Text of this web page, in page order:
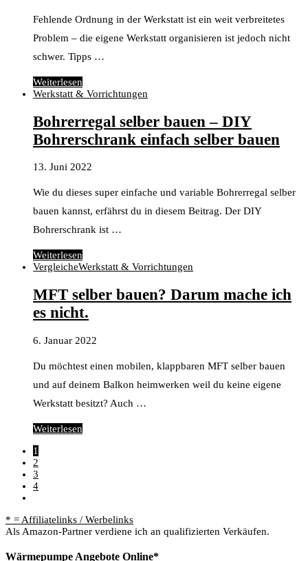
Fehlende Ordnung in der Werkstatt ist ein weit verbreitetes
Problem – die eigene Werkstatt organisieren ist jedoch nicht
schwer. Tipps …
Weiterlesen
Werkstatt & Vorrichtungen
Bohrerregal selber bauen – DIY
Bohrerschrank einfach selber bauen
13. Juni 2022
Wie du dieses super einfache und variable Bohrerregal selber
bauen kannst, erfährst du in diesem Beitrag. Der DIY
Bohrerschrank ist …
Weiterlesen
VergleicheWerkstatt & Vorrichtungen
MFT selber bauen? Darum mache ich
es nicht.
6. Januar 2022
Du möchtest einen mobilen, klappbaren MFT selber bauen
und auf deinem Balkon heimwerken weil du keine eigene
Werkstatt besitzt? Auch …
Weiterlesen
1
2
3
4
* = Affiliatelinks / Werbelinks
Als Amazon-Partner verdiene ich an qualifizierten Verkäufen.
Wärmepumpe Angebote Online*